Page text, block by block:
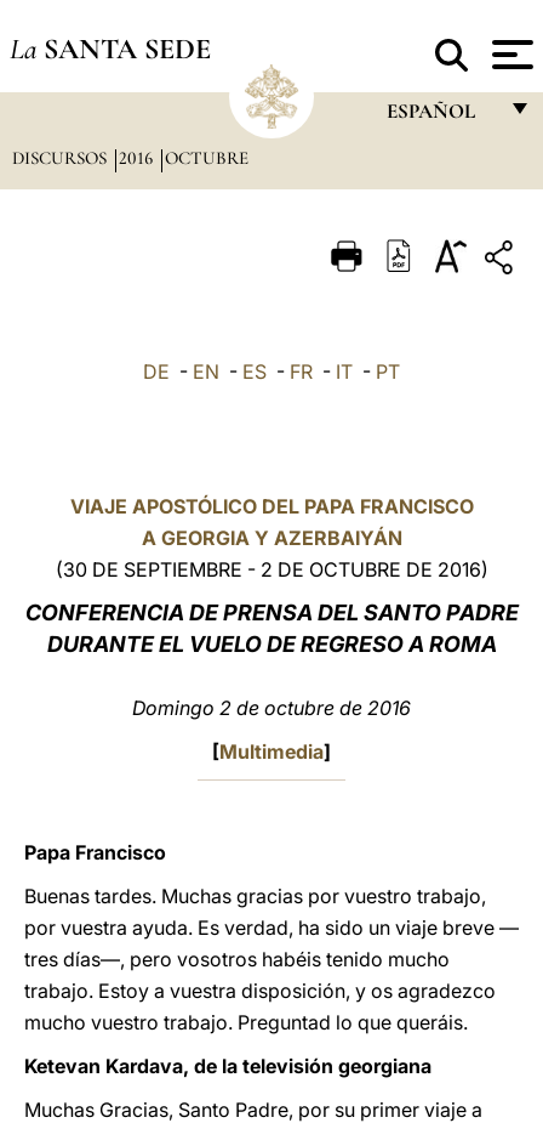
La SANTA SEDE
ESPAÑOL
ITALIANO
中文
LATINE
DISCURSOS 2016 OCTUBRE
DE - EN - ES - FR - IT - PT
VIAJE APOSTÓLICO DEL PAPA FRANCISCO
A GEORGIA Y AZERBAIYÁN
(30 DE SEPTIEMBRE - 2 DE OCTUBRE DE 2016)
CONFERENCIA DE PRENSA DEL SANTO PADRE
DURANTE EL VUELO DE REGRESO A ROMA
Domingo 2 de octubre de 2016
[Multimedia]
Papa Francisco
Buenas tardes. Muchas gracias por vuestro trabajo,
por vuestra ayuda. Es verdad, ha sido un viaje breve —
tres días—, pero vosotros habéis tenido mucho
trabajo. Estoy a vuestra disposición, y os agradezco
mucho vuestro trabajo. Preguntad lo que queráis.
Ketevan Kardava, de la televisión georgiana
Muchas Gracias, Santo Padre, por su primer viaje a